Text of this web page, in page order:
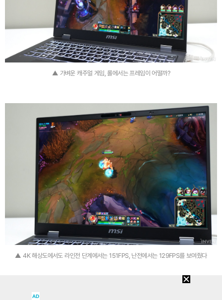
▲ 가벼운 캐주얼 게임, 롤에서는 프레임이 어떨까?
▲ 4K 해상도에서도 라인전 단계에서는 151FPS, 난전에서는 129FPS를 보여줬다
AD